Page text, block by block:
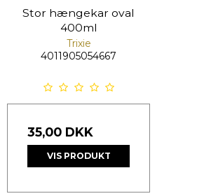
Stor hængekar oval
400ml
Trixie
4011905054667
35,00 DKK
VIS PRODUKT